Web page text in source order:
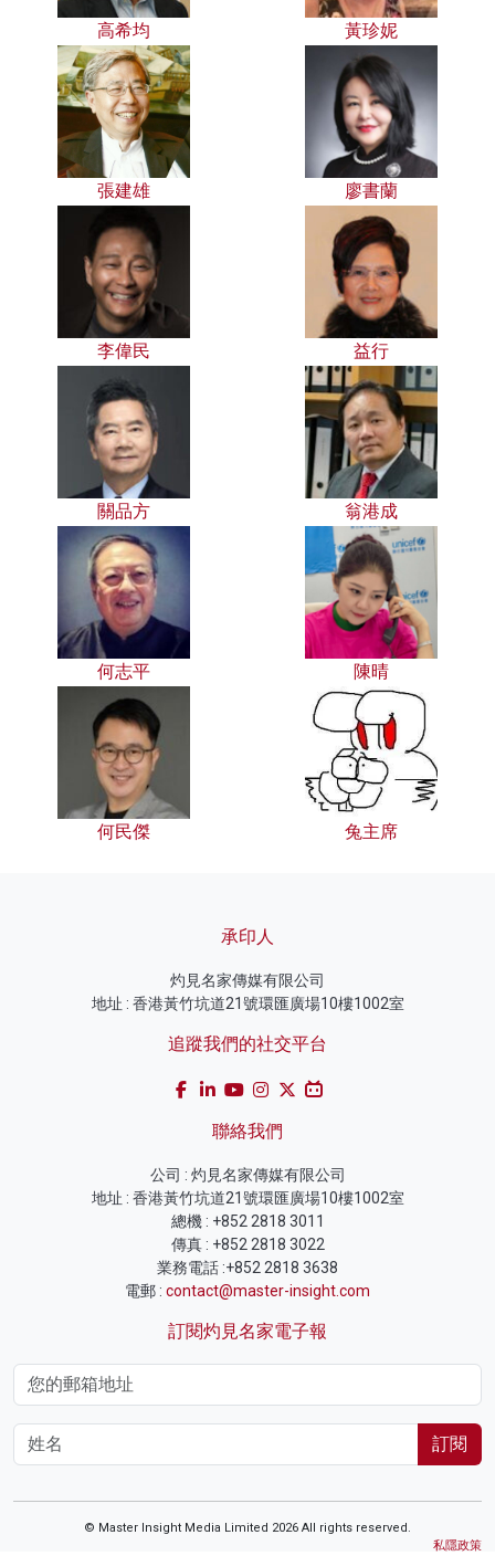
高希均 黃珍妮
張建雄 廖書蘭
李偉民 益行
關品方 翁港成
何志平 陳晴
何民傑 兔主席
承印人
灼見名家傳媒有限公司
地址 : 香港黃竹坑道21號環匯廣場10樓1002室
追蹤我們的社交平台
聯絡我們
公司 : 灼見名家傳媒有限公司
地址 : 香港黃竹坑道21號環匯廣場10樓1002室
總機 : +852 2818 3011
傳真 : +852 2818 3022
業務電話 :+852 2818 3638
電郵 : contact@master-insight.com
訂閱灼見名家電子報
訂閱
© Master Insight Media Limited 2026 All rights reserved.
私隱政策